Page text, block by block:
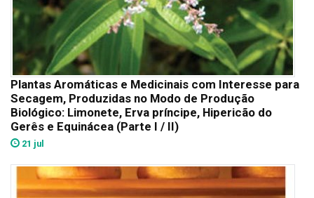
Plantas Aromáticas e Medicinais com Interesse para
Secagem, Produzidas no Modo de Produção
Biológico: Limonete, Erva príncipe, Hipericão do
Gerês e Equinácea (Parte I / II)
21 jul